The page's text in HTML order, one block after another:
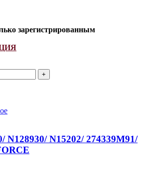
зарегистрированным
N128930/ N15202/ 274339M91/